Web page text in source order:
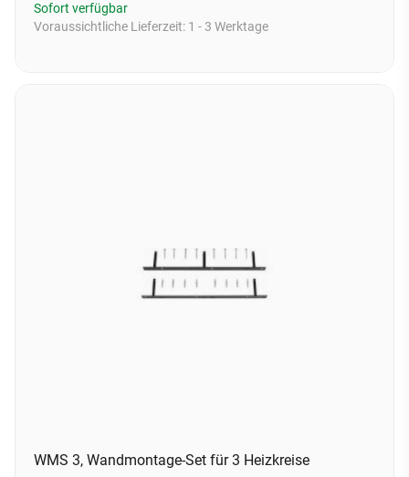
Sofort verfügbar
Voraussichtliche Lieferzeit: 1 - 3 Werktage
WMS 3, Wandmontage-Set für 3 Heizkreise